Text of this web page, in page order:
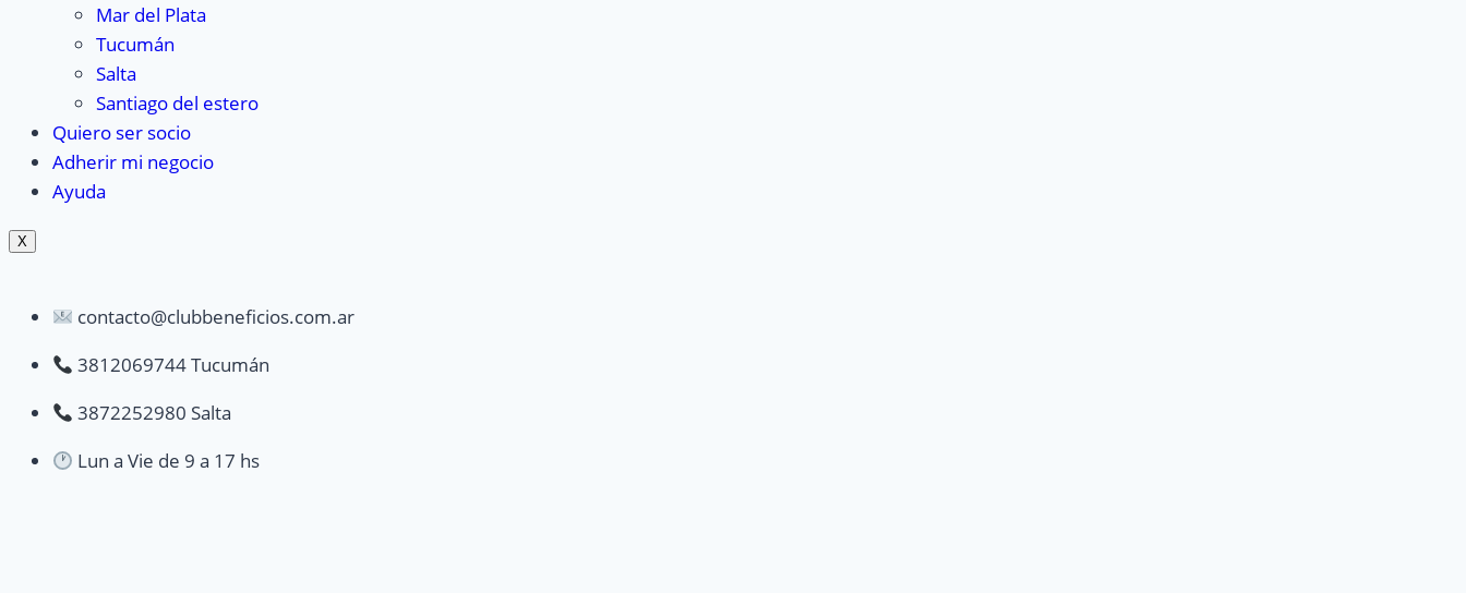
Mar del Plata
Tucumán
Salta
Santiago del estero
Quiero ser socio
Adherir mi negocio
Ayuda
X
contacto@clubbeneficios.com.ar
3812069744 Tucumán
3872252980 Salta
Lun a Vie de 9 a 17 hs